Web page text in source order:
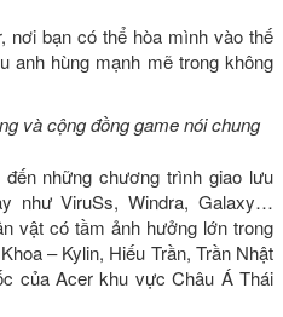
nơi bạn có thể hòa mình vào thế
anh hùng mạnh mẽ trong không
và cộng đồng game nói chung
những chương trình giao lưu
như ViruSs, Windra, Galaxy…
vật có tầm ảnh hưởng lớn trong
– Kylin, Hiếu Trần, Trần Nhật
của Acer khu vực Châu Á Thái